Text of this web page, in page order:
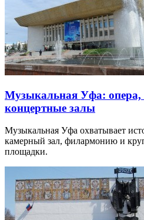
Музыкальная Уфа:
концертные залы
Музыкальная Уфа охватывает
камерный зал, филармонию и
площадки.